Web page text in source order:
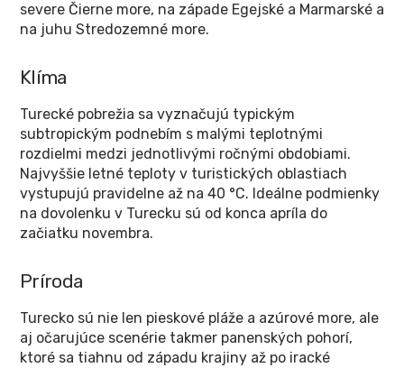
severe Čierne more, na západe Egejské a Marmarské a
na juhu Stredozemné more.
Klíma
Turecké pobrežia sa vyznačujú typickým
subtropickým podnebím s malými teplotnými
rozdielmi medzi jednotlivými ročnými obdobiami.
Najvyššie letné teploty v turistických oblastiach
vystupujú pravidelne až na 40 °C. Ideálne podmienky
na dovolenku v Turecku sú od konca apríla do
začiatku novembra.
Príroda
Turecko sú nie len pieskové pláže a azúrové more, ale
aj očarujúce scenérie takmer panenských pohorí,
ktoré sa tiahnu od západu krajiny až po iracké